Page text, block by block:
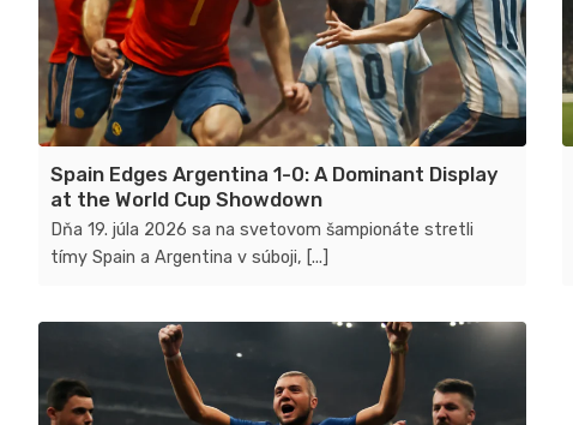
Spain Edges Argentina 1-0: A Dominant Display
at the World Cup Showdown
Dňa 19. júla 2026 sa na svetovom šampionáte stretli
tímy Spain a Argentina v súboji, [...]